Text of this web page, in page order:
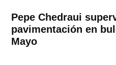
Pepe Chedraui
pavimentación en
Mayo